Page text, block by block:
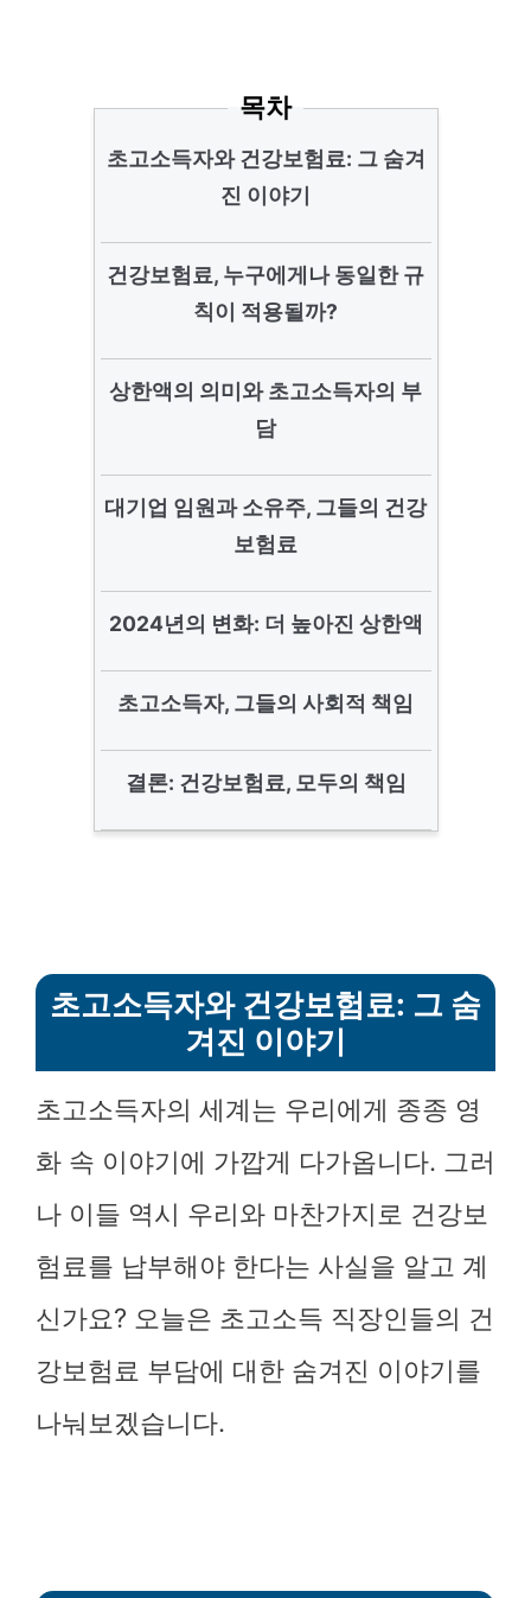
목차
초고소득자와 건강보험료: 그 숨겨
진 이야기
건강보험료, 누구에게나 동일한 규
칙이 적용될까?
상한액의 의미와 초고소득자의 부
담
대기업 임원과 소유주, 그들의 건강
보험료
2024년의 변화: 더 높아진 상한액
초고소득자, 그들의 사회적 책임
결론: 건강보험료, 모두의 책임
초고소득자와 건강보험료: 그 숨
겨진 이야기
초고소득자의 세계는 우리에게 종종 영
화 속 이야기에 가깝게 다가옵니다. 그러
나 이들 역시 우리와 마찬가지로 건강보
험료를 납부해야 한다는 사실을 알고 계
신가요? 오늘은 초고소득 직장인들의 건
강보험료 부담에 대한 숨겨진 이야기를
나눠보겠습니다.